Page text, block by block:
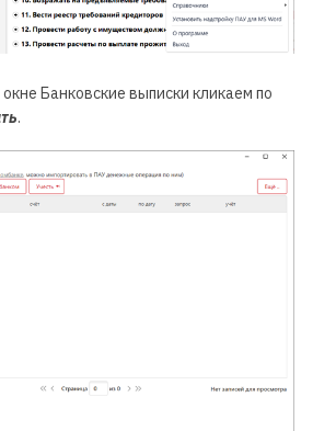
Банковские выписки кликаем по
.